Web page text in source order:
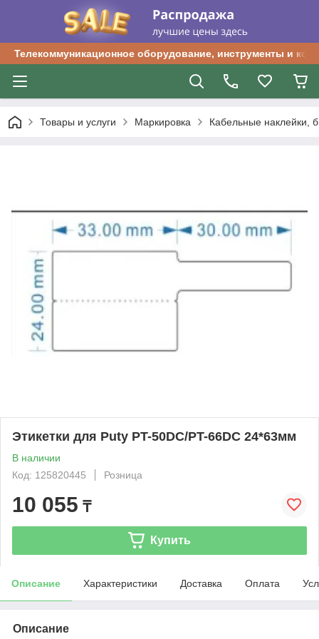
Телекоммуникационное оборудование, инструменты и
Товары и услуги Маркировка Кабельные наклейки,
Этикетки для Puty PT-50DC/PT-66DC 24*63мм
В наличии
Код: 125820445
Розница
10 055 ₸
Купить
Описание Характеристики Доставка Оплата
Описание